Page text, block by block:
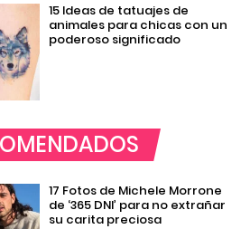
15 Ideas de tatuajes de
animales para chicas con un
poderoso significado
17 Fotos de Michele Morrone
de ‘365 DNI’ para no extrañar
su carita preciosa